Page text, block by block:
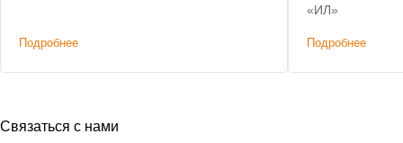
Подробнее
«ИЛ»
Подробнее
Связаться с нами